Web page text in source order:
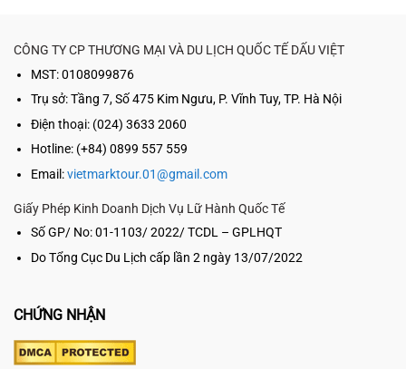
CÔNG TY CP THƯƠNG MẠI VÀ DU LỊCH QUỐC TẾ DẤU VIỆT
MST: 0108099876
Trụ sở:Tầng 7, Số 475 Kim Ngưu, P. Vĩnh Tuy, TP. Hà Nội
Điện thoại: (024) 3633 2060
Hotline: (+84) 0899 557 559
Email:vietmarktour.01@gmail.com
Giấy Phép Kinh Doanh Dịch Vụ Lữ Hành Quốc Tế
Số GP/ No: 01-1103/ 2022/ TCDL – GPLHQT
Do Tổng Cục Du Lịch cấp lần 2 ngày 13/07/2022
CHỨNG NHẬN